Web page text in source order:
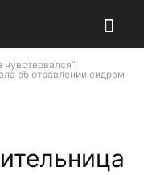
чувствовался”:
об отравлении сидром